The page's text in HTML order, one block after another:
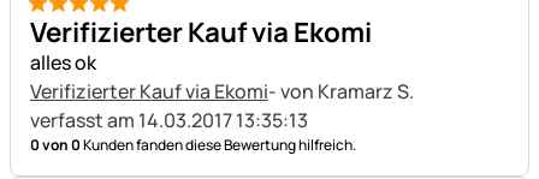
5 von 5
Verifizierter Kauf via Ekomi
alles ok
Verifizierter Kauf via Ekomi- von Kramarz S.
verfasst am 14.03.2017 13:35:13
0 von 0Kunden fanden diese Bewertung hilfreich.